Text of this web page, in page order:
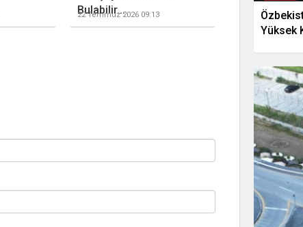
Bulabilir...
22 Temmuz 2026 09:13
Yüksek